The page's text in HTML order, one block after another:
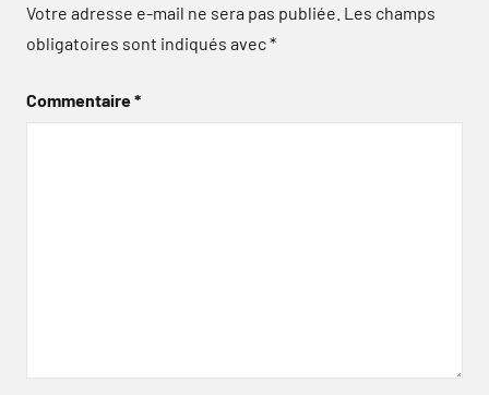
Votre adresse e-mail ne sera pas publiée. Les champs
obligatoires sont indiqués avec*
Commentaire*